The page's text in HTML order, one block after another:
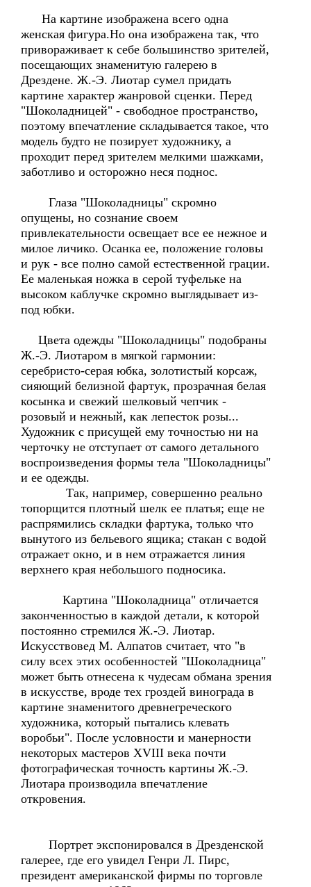
На картине изображена всего одна
женская фигура.Но она изображена так, что
привораживает к себе большинство зрителей,
посещающих знаменитую галерею в
Дрездене. Ж.-Э. Лиотар сумел придать
картине характер жанровой сценки. Перед
"Шоколадницей" - свободное пространство,
поэтому впечатление складывается такое, что
модель будто не позирует художнику, а
проходит перед зрителем мелкими шажками,
заботливо и осторожно неся поднос.
Глаза "Шоколадницы" скромно
опущены, но сознание своем
привлекательности освещает все ее нежное и
милое личико. Осанка ее, положение головы
и рук - все полно самой естественной грации.
Ее маленькая ножка в серой туфельке на
высоком каблучке скромно выглядывает из-
под юбки.
Цвета одежды "Шоколадницы" подобраны
Ж.-Э. Лиотаром в мягкой гармонии:
серебристо-серая юбка, золотистый корсаж,
сияющий белизной фартук, прозрачная белая
косынка и свежий шелковый чепчик -
розовый и нежный, как лепесток розы...
Художник с присущей ему точностью ни на
черточку не отступает от самого детального
воспроизведения формы тела "Шоколадницы"
и ее одежды.
Так, например, совершенно реально
топорщится плотный шелк ее платья; еще не
распрямились складки фартука, только что
вынутого из бельевого ящика; стакан с водой
отражает окно, и в нем отражается линия
верхнего края небольшого подносика.
Картина "Шоколадница" отличается
законченностью в каждой детали, к которой
постоянно стремился Ж.-Э. Лиотар.
Искусствовед М. Алпатов считает, что "в
силу всех этих особенностей "Шоколадница"
может быть отнесена к чудесам обмана зрения
в искусстве, вроде тех гроздей винограда в
картине знаменитого древнегреческого
художника, который пытались клевать
воробьи". После условности и манерности
некоторых мастеров XVIII века почти
фотографическая точность картины Ж.-Э.
Лиотара производила впечатление
откровения.
Портрет экспонировался в Дрезденской
галерее, где его увидел Генри Л. Пирс,
президент американской фирмы по торговле